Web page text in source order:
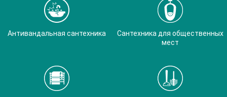
Антивандальная сантехника
Сантехника для общественных
мест